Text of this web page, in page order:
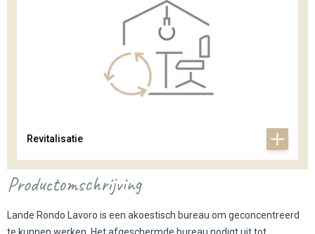
Revitalisatie
Productomschrijving
Lande Rondo Lavoro is een akoestisch bureau om geconcentreerd